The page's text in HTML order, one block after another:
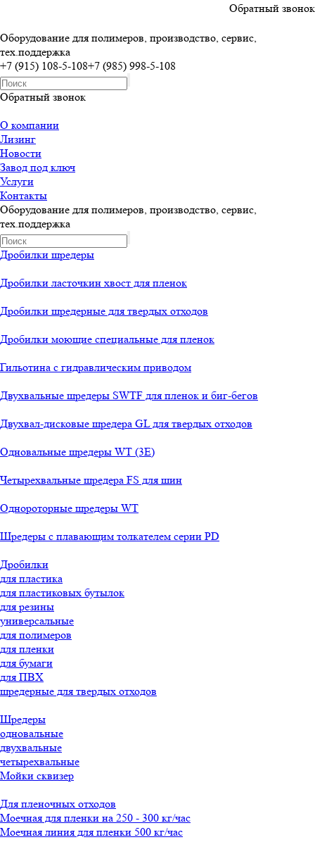
Обратный звонок
Оборудование для полимеров, производство, сервис,
тех.поддержка
+7 (915) 108-5-108+7 (985) 998-5-108
Обратный звонок
О компании
Лизинг
Новости
Завод под ключ
Услуги
Контакты
Оборудование для полимеров, производство, сервис,
тех.поддержка
Дробилки шредеры
Дробилки ласточкин хвост для пленок
Дробилки шредерные для твердых отходов
Дробилки моющие специальные для пленок
Гильотина с гидравлическим приводом
Двухвальные шредеры SWTF для пленок и биг-бегов
Двухвал-дисковые шредера GL для твердых отходов
Одновальные шредеры WT (3E)
Четырехвальные шредера FS для шин
Однороторные шредеры WT
Шредеры с плавающим толкателем серии PD
Дробилки
для пластика
для пластиковых бутылок
для резины
универсальные
для полимеров
для пленки
для бумаги
для ПВХ
шредерные для твердых отходов
Шредеры
одновальные
двухвальные
четырехвальные
Мойки сквизер
Для пленочных отходов
Моечная для пленки на 250 - 300 кг/час
Моечная линия для пленки 500 кг/час